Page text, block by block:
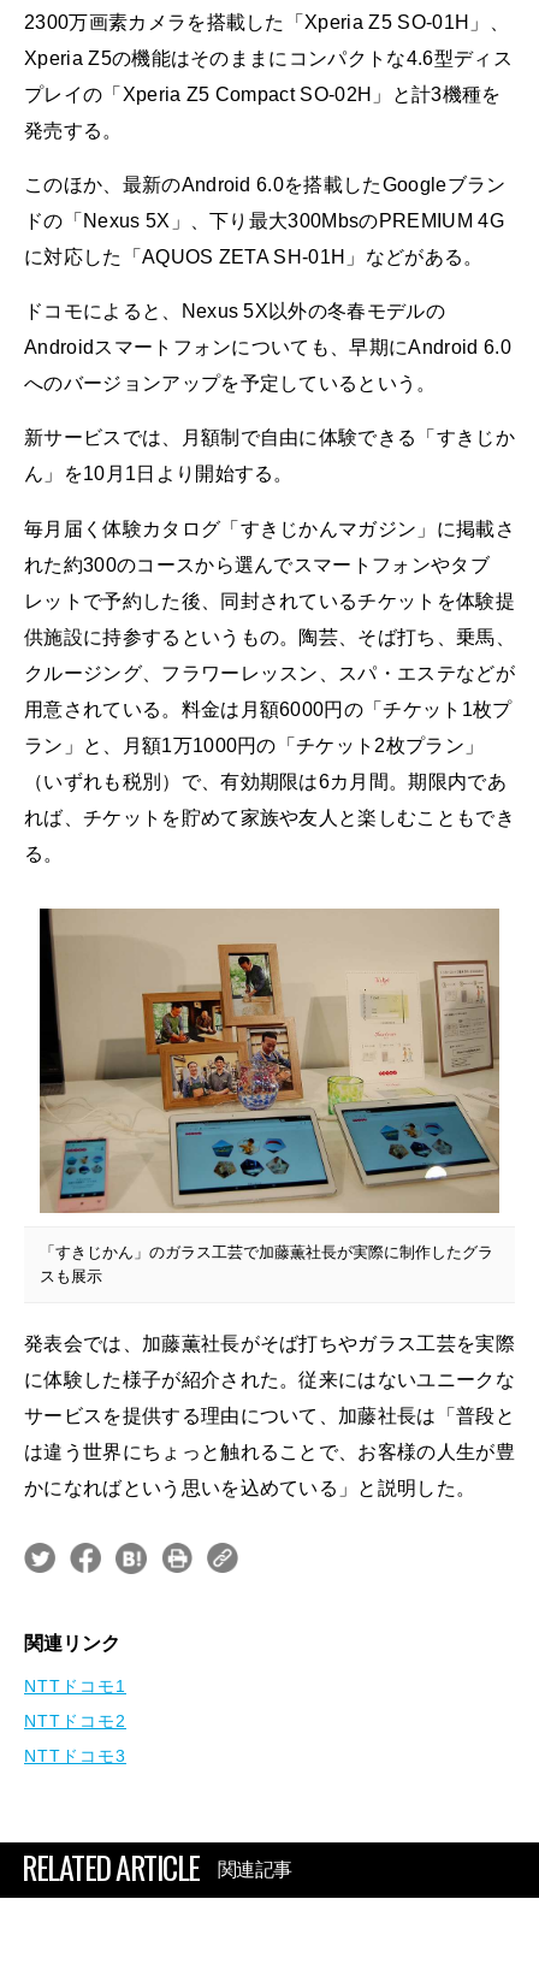
2300万画素カメラを搭載した「Xperia Z5 SO-01H」、
Xperia Z5の機能はそのままにコンパクトな4.6型ディス
プレイの「Xperia Z5 Compact SO-02H」と計3機種を
発売する。
このほか、最新のAndroid 6.0を搭載したGoogleブラン
ドの「Nexus 5X」、下り最大300MbsのPREMIUM 4G
に対応した「AQUOS ZETA SH-01H」などがある。
ドコモによると、Nexus 5X以外の冬春モデルの
Androidスマートフォンについても、早期にAndroid 6.0
へのバージョンアップを予定しているという。
新サービスでは、月額制で自由に体験できる「すきじか
ん」を10月1日より開始する。
毎月届く体験カタログ「すきじかんマガジン」に掲載さ
れた約300のコースから選んでスマートフォンやタブ
レットで予約した後、同封されているチケットを体験提
供施設に持参するというもの。陶芸、そば打ち、乗馬、
クルージング、フラワーレッスン、スパ・エステなどが
用意されている。料金は月額6000円の「チケット1枚プ
ラン」と、月額1万1000円の「チケット2枚プラン」
（いずれも税別）で、有効期限は6カ月間。期限内であ
れば、チケットを貯めて家族や友人と楽しむこともでき
る。
「すきじかん」のガラス工芸で加藤薫社長が実際に制作したグラ
スも展示
発表会では、加藤薫社長がそば打ちやガラス工芸を実際
に体験した様子が紹介された。従来にはないユニークな
サービスを提供する理由について、加藤社長は「普段と
は違う世界にちょっと触れることで、お客様の人生が豊
かになればという思いを込めている」と説明した。
関連リンク
NTTドコモ1
NTTドコモ2
NTTドコモ3
RELATED ARTICLE 関連記事